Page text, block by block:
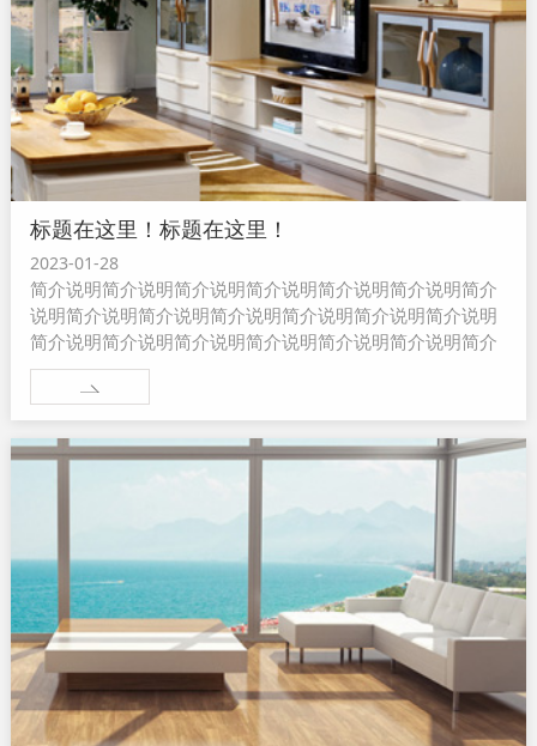
标题在这里！标题在这里！
2023-01-28
简介说明简介说明简介说明简介说明简介说明简介说明简介
说明简介说明简介说明简介说明简介说明简介说明简介说明
简介说明简介说明简介说明简介说明简介说明简介说明简介
说明简介说明简介说明...